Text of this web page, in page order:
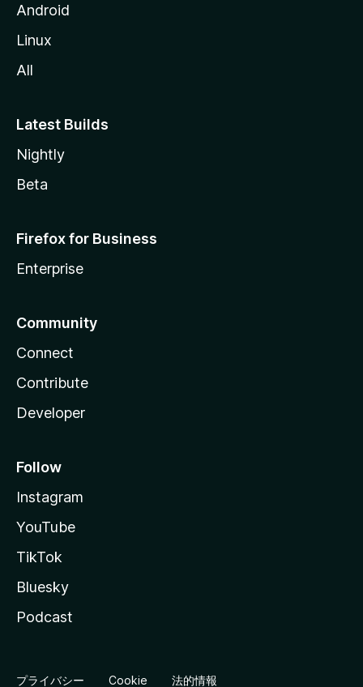
Android
Linux
All
Latest Builds
Nightly
Beta
Firefox for Business
Enterprise
Community
Connect
Contribute
Developer
Follow
Instagram
YouTube
TikTok
Bluesky
Podcast
プライバシー Cookie 法的情報